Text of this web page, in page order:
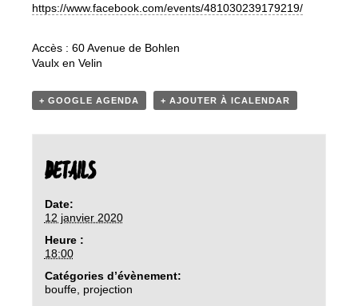
https://www.facebook.com/events/481030239179219/
Accès : 60 Avenue de Bohlen
Vaulx en Velin
+ GOOGLE AGENDA + AJOUTER À ICALENDAR
DETAILS
Date:
12 janvier 2020
Heure :
18:00
Catégories d’évènement:
bouffe, projection